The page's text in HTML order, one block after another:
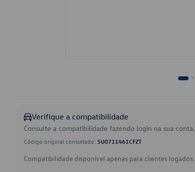
Verifique a compatibilidade
Consulte a compatibilidade fazendo login na sua conta.
Código original consultado: 5U0711461CFZT
Compatibilidade disponível apenas para clientes logados.